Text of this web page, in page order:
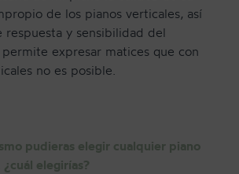
de los pianos verticales, así
respuesta y sensibilidad del
expresar matices que con
no es posible.
pudieras elegir cualquier piano
elegirías?